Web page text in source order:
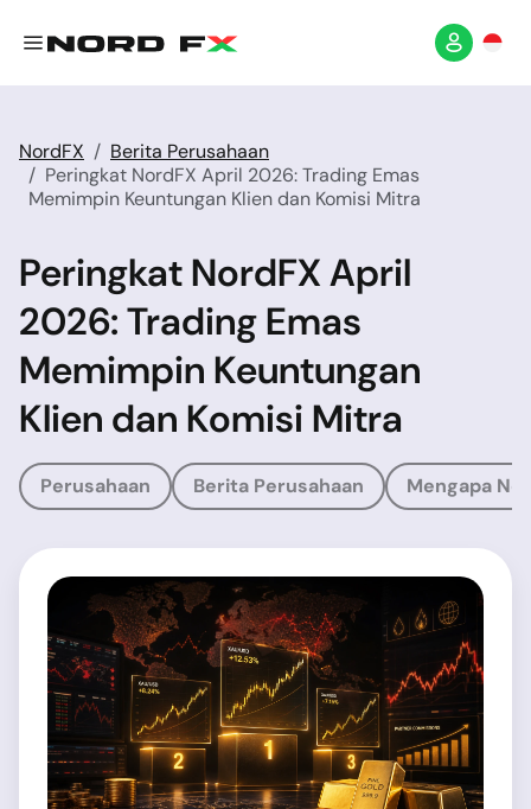
NordFX
Berita Perusahaan
Peringkat NordFX April 2026: Trading Emas
Memimpin Keuntungan Klien dan Komisi Mitra
Peringkat NordFX April
2026: Trading Emas
Memimpin Keuntungan
Klien dan Komisi Mitra
Perusahaan Berita Perusahaan Mengapa